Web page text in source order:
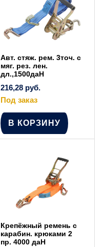
Авт. стяж. рем. 3точ. с
мяг. рез. лен.
дл.,1500даН
216,28 руб.
Под заказ
В КОРЗИНУ
Крепёжный ремень с
карабин. крюками 2
пр. 4000 даН